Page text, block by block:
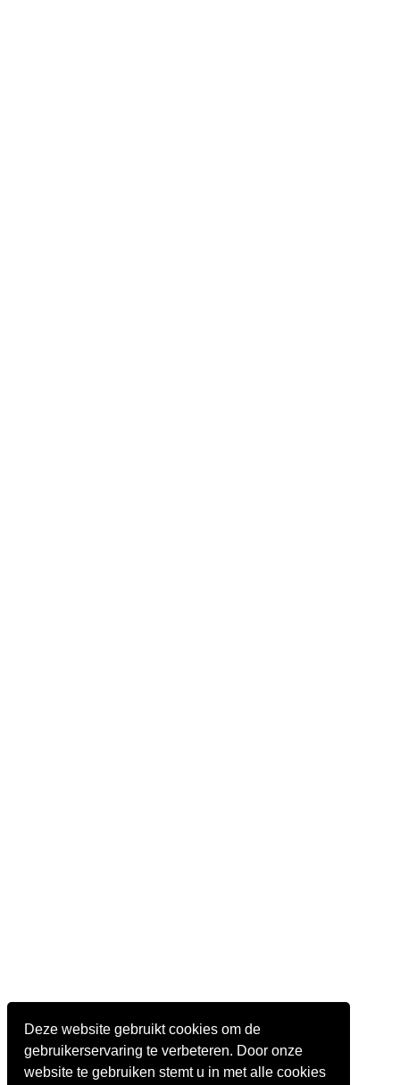
Deze website gebruikt cookies om de
gebruikerservaring te verbeteren. Door onze
website te gebruiken stemt u in met alle cookies